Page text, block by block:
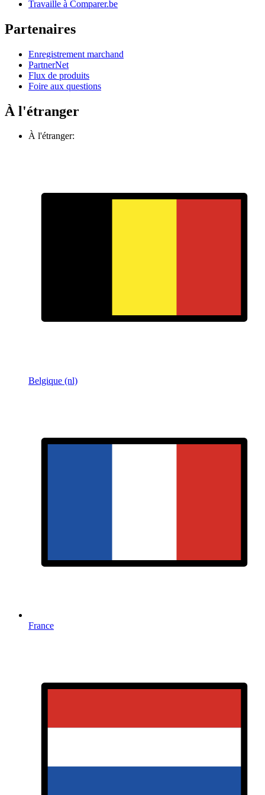
Travaille à Comparer.be
Partenaires
Enregistrement marchand
PartnerNet
Flux de produits
Foire aux questions
À l'étranger
À l'étranger:
Belgique (nl)
France